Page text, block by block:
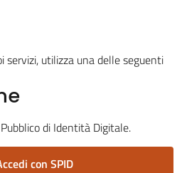
servizi, utilizza una delle seguenti
di Identità Digitale.
con SPID